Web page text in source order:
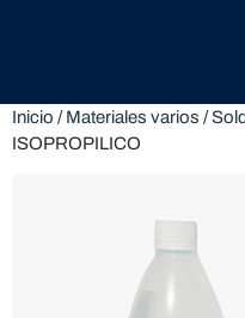
Inicio /Materiales varios /
ISOPROPILICO